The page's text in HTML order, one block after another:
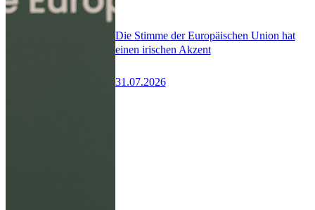
Die Stimme der Europäischen Union hat
einen irischen Akzent
31.07.2026